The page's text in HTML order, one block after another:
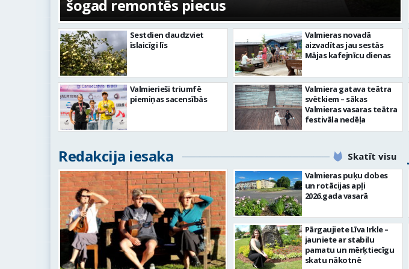
šogad remontēs piecus
Sestdien daudzviet
īslaicīgi līs
Valmierieši triumfē
piemiņas sacensībās
Valmieras novadā
aizvadītas jau sestās
Mājas kafejnīcu dienas
Valmiera gatava teātra
svētkiem – sākas
Valmieras vasaras teātra
festivāla nedēļa
Redakcija iesaka Skatīt visu
Valmieras puķu dobes
un rotācijas apļi
2026.gada vasarā
Pārgaujiete Līva Irkle –
jauniete ar stabilu
pamatu un mērķtiecīgu
skatu nākotnē